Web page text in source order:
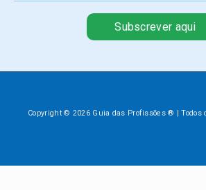
Subscrever aqui
Copyright © 2026 Guia das Profissões ® | Todos